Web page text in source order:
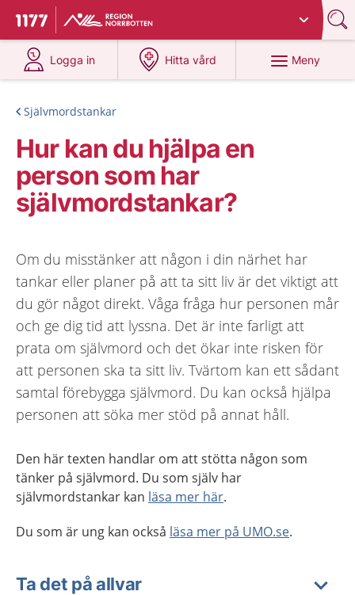
Till startsidan för 1177
Du har valt region
Logga in
på 1177.se
Hitta vård
på 1177.se
Meny
Självmordstankar
Hur kan du hjälpa en
person som har
självmordstankar?
Om du misstänker att någon i din närhet har
tankar eller planer på att ta sitt liv är det viktigt att
du gör något direkt. Våga fråga hur personen mår
och ge dig tid att lyssna. Det är inte farligt att
prata om självmord och det ökar inte risken för
att personen ska ta sitt liv. Tvärtom kan ett sådant
samtal förebygga självmord. Du kan också hjälpa
personen att söka mer stöd på annat håll.
Den här texten handlar om att stötta någon som
tänker på självmord. Du som själv har
självmordstankar kan läsa mer här.
Du som är ung kan också läsa mer på UMO.se.
Ta det på allvar